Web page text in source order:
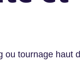
ou tournage haut